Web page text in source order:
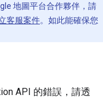
地圖平台合作夥伴，請
客服案件。如此能確保您
API 的錯誤，請透